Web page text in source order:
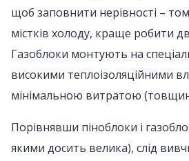
щоб заповнити нерівності –
містків холоду, краще робити
Газоблоки монтують на
високими теплоізоляційними
мінімальною витратою
Порівнявши піноблоки і
якими досить велика), слід